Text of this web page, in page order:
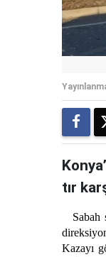
tır
Sabah
Kazayı